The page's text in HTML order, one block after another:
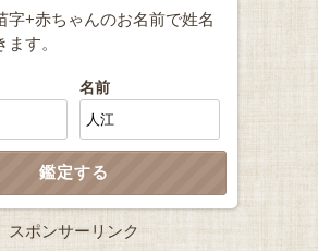
字+赤ちゃんのお名前で姓名
す。
名前
スポンサーリンク